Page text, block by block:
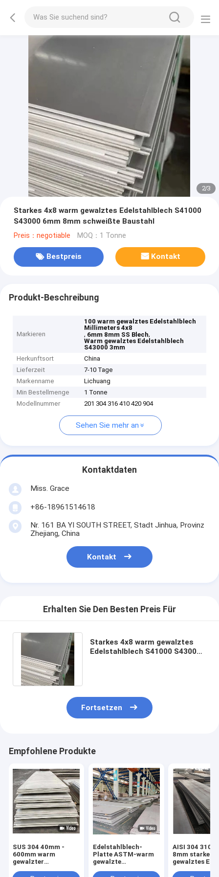
2/3
Starkes 4x8 warm gewalztes Edelstahlblech S41000
S43000 6mm 8mm schweißte Baustahl
Preis：negotiable MOQ：1 Tonne
Bestpreis Kontakt
Produkt-Beschreibung
Markieren
100 warm gewalztes Edelstahlblech
Millimeters 4x8
, 6mm 8mm SS Blech,
Warm gewalztes Edelstahlblech
S43000 3mm
Herkunftsort
China
Lieferzeit
7-10 Tage
Markenname
Lichuang
Min Bestellmenge
1 Tonne
Modellnummer
201 304 316 410 420 904
Sehen Sie mehr an
Kontaktdaten
Miss. Grace
+86-18961514618
Nr. 161 BA YI SOUTH STREET, Stadt Jinhua, Provinz
Zhejiang, China
Kontakt
Erhalten Sie Den Besten Preis Für
Starkes 4x8 warm gewalztes
Edelstahlblech S41000 S43000
Fortsetzen
Empfohlene Produkte
SUS 304 40mm -
600mm warm
gewalzter
Edelstahlblech-
Platte ASTM-warm
gewalzte
AISI 304 310
8mm starkes
gewalztes